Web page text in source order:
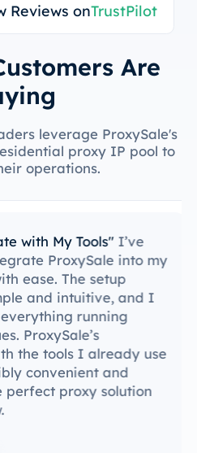
Reviews onTrustPilot
Are
leverage ProxySale's
proxy IP pool to
operations.
My Tools"I’ve
ProxySale into my
ease. The setup
and intuitive, and I
running
ProxySale’s
tools I already use
convenient and
proxy solution